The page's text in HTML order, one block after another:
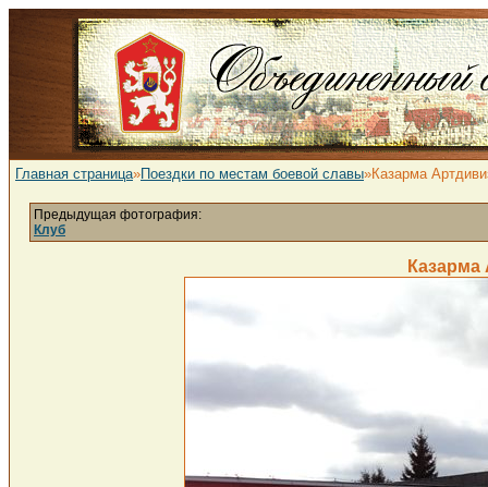
Главная страница»Поездки по местам боевой славы»Казарма
Предыдущая фотография:
Клуб
Казарма